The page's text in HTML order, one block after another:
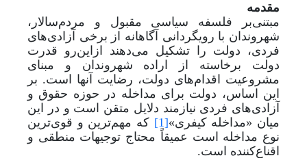
مقدمه
مبتنی‌بر فلسفه سیاسی مقبول و مردمسالار،
شهروندان با رویگردانی آگاهانه از برخی آزادی‌های
فردی، دولت را تشکیل می‌دهند ازاین‌رو قدرت
دولت برخاسته از اراده شهروندان و مبنای
مشروعیت اقدام‌های دولت، رضایت آنها است. بر
این اساس، دولت برای مداخله در حوزه حقوق و
آزادی‌های فردی نیازمند دلایل متقن است و در این
میان «مداخله کیفری»[1] که مهم‌ترین و قوی‌ترین
نوع مداخله است عمیقاً محتاج توجیهات منطقی و
اقناع‌کننده است.